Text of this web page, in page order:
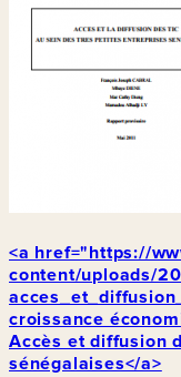
<a href="https://
content/uploads/
croissance
Accès et diffusion
sénégalaises</a>